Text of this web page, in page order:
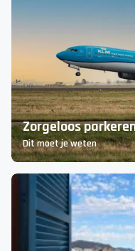
5 zomerse
Deze steden wil je niet